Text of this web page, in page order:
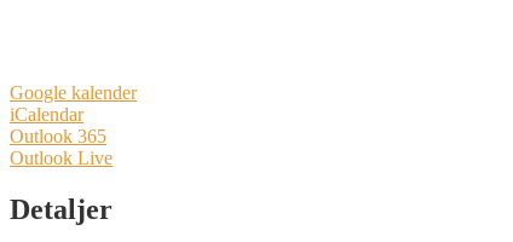
Google kalender
iCalendar
Outlook 365
Outlook Live
Detaljer